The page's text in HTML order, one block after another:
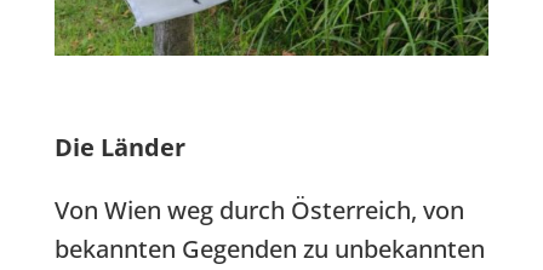
Die Länder
Von Wien weg durch Österreich, von
bekannten Gegenden zu unbekannten